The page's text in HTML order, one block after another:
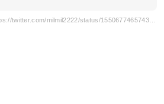
引用元: https://twitter.com/milmil2222/status/1550677465743310849?s=20